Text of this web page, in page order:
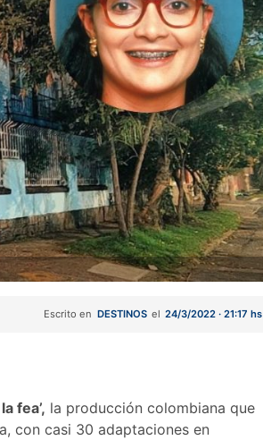
Escrito en DESTINOS el 24/3/2022 · 21:17 hs
fea’, la producción colombiana que
con casi 30 adaptaciones en